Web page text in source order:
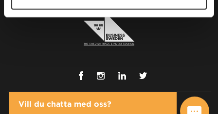
Cookies Integritetspolicy
Vill du chatta med oss?